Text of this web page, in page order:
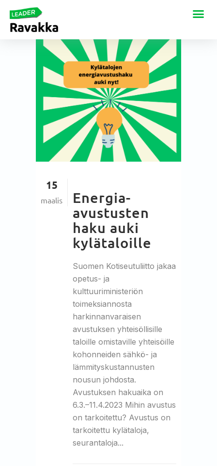
15
maalis
Energia-
avustusten
haku auki
kylätaloille
Suomen Kotiseutuliitto jakaa
opetus- ja
kulttuuriministeriön
toimeksiannosta
harkinnanvaraisen
avustuksen yhteisöllisille
taloille omistaville yhteisöille
kohonneiden sähkö- ja
lämmityskustannusten
nousun johdosta.
Avustuksen hakuaika on
6.3.–11.4.2023 Mihin avustus
on tarkoitettu? Avustus on
tarkoitettu kylätaloja,
seurantaloja...